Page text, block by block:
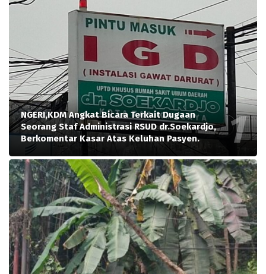
NGERI,KDM Angkat Bicara Terkait Dugaan
Seorang Staf Administrasi RSUD dr.Soekardjo,
Berkomentar Kasar Atas Keluhan Pasyen.